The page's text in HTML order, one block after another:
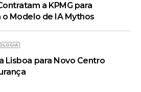
a KPMG para
Modelo de IA Mythos
Lisboa para Novo Centro